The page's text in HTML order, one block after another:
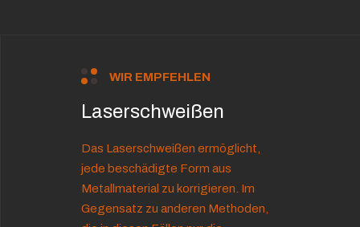
WIR EMPFEHLEN
Laserschweißen
Das Laserschweißen ermöglicht,
jede beschädigte Form aus
Metallmaterial zu korrigieren. Im
Gegensatz zu anderen Methoden,